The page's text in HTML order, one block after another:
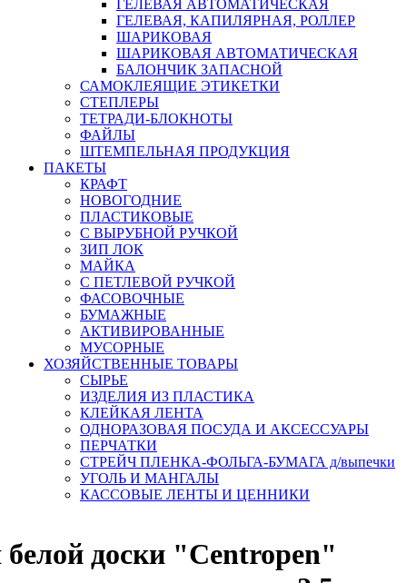
ГЕЛЕВАЯ АВТОМАТИЧЕСКАЯ
ГЕЛЕВАЯ, КАПИЛЯРНАЯ, РОЛЛЕР
ШАРИКОВАЯ
ШАРИКОВАЯ АВТОМАТИЧЕСКАЯ
БАЛОНЧИК ЗАПАСНОЙ
САМОКЛЕЯЩИЕ ЭТИКЕТКИ
СТЕПЛЕРЫ
ТЕТРАДИ-БЛОКНОТЫ
ФАЙЛЫ
ШТЕМПЕЛЬНАЯ ПРОДУКЦИЯ
ПАКЕТЫ
КРАФТ
НОВОГОДНИЕ
ПЛАСТИКОВЫЕ
С ВЫРУБНОЙ РУЧКОЙ
ЗИП ЛОК
МАЙКА
С ПЕТЛЕВОЙ РУЧКОЙ
ФАСОВОЧНЫЕ
БУМАЖНЫЕ
АКТИВИРОВАННЫЕ
МУСОРНЫЕ
ХОЗЯЙСТВЕННЫЕ ТОВАРЫ
СЫРЬЕ
ИЗДЕЛИЯ ИЗ ПЛАСТИКА
КЛЕЙКАЯ ЛЕНТА
ОДНОРАЗОВАЯ ПОСУДА И АКСЕССУАРЫ
ПЕРЧАТКИ
СТРЕЙЧ ПЛЕНКА-ФОЛЬГА-БУМАГА д/выпечки
УГОЛЬ И МАНГАЛЫ
КАССОВЫЕ ЛЕНТЫ И ЦЕННИКИ
доски "Centropen"